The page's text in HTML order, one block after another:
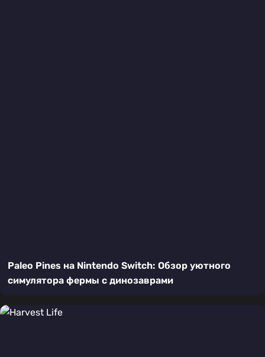
Paleo Pines на Nintendo Switch: Обзор уютного
симулятора фермы с динозаврами